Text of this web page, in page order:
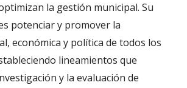
la gestión municipal. Su
potenciar y promover la
económica y política de todos los
lineamientos que
y la evaluación de